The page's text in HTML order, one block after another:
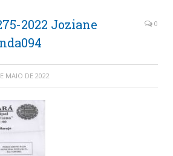
2022 Joziane
0
MAIO DE 2022